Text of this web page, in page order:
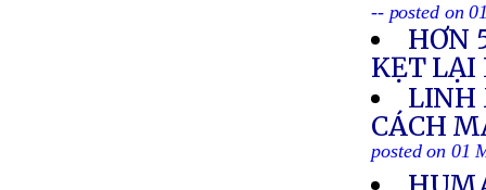
-- posted on
HƠN
KẸT
LINH
CÁCH
posted on 01